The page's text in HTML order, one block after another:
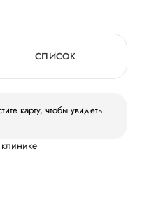
СПИСОК
карту, чтобы увидеть